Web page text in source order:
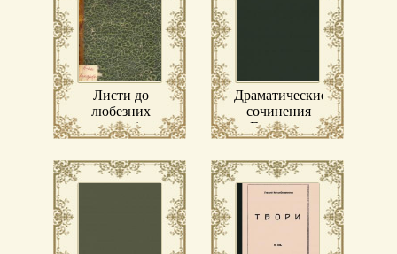
Листи до
любезних
земляків
Драматические
сочинения
Григория
Квитки
(Основяненка)